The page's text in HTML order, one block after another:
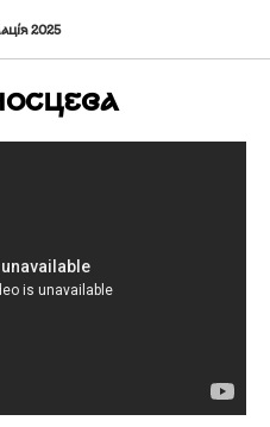
2025